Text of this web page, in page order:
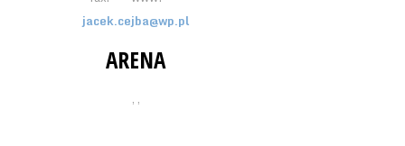
jacek.cejba@wp.pl
ARENA
, ,